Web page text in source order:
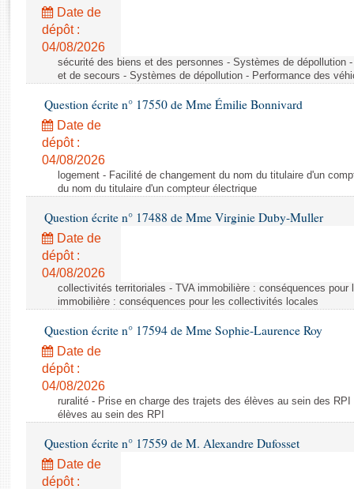
Rapports législatifs
Rapports sur l'application des lois
Baromètre de l’application des lois
Dossiers législatifs
Budget et sécurité sociale
Questions écrites et orales
Comptes rendus des débats
Date de
dépôt :
04/08/2026
sécurité des biens et des personnes - Systèmes de dépollution
et de secours - Systèmes de dépollution - Performance des
Question écrite n° 17550 de Mme Émilie Bonnivard
Date de
dépôt :
04/08/2026
logement - Facilité de changement du nom du titulaire d'un
du nom du titulaire d'un compteur électrique
Question écrite n° 17488 de Mme Virginie Duby-Muller
Date de
dépôt :
04/08/2026
collectivités territoriales - TVA immobilière : conséquences
immobilière : conséquences pour les collectivités locales
Question écrite n° 17594 de Mme Sophie-Laurence Roy
Date de
dépôt :
04/08/2026
ruralité - Prise en charge des trajets des élèves au sein des
élèves au sein des RPI
Question écrite n° 17559 de M. Alexandre Dufosset
Date de
dépôt :